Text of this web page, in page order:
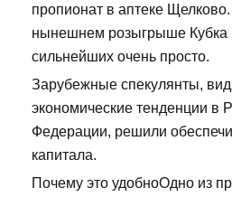
пропионат в аптеке
нынешнем розыгрыше Кубка
сильнейших очень просто.
Зарубежные спекулянты,
экономические тенденции в
Федерации, решили
капитала.
Почему это удобноОдно из